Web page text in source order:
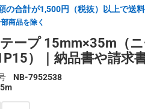
の合計が1,500円（税抜）以上で送
商品を除く
ープ 15mm×35m（ニ
）｜納品書や請求
NB-7952538